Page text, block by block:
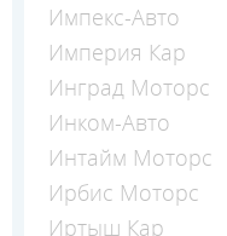
Импекс-Авто
Империя Кар
Инград Моторс
Инком-Авто
Интайм Моторс
Ирбис Моторс
Иртыш Кар